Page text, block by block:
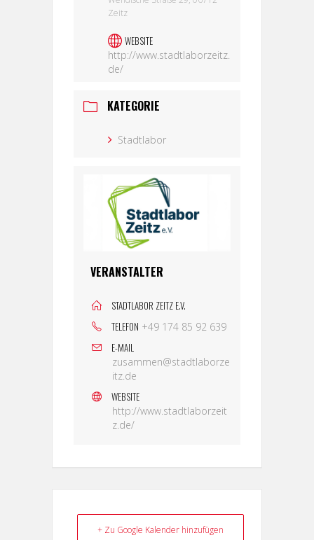
Zeitz
WEBSITE
http://www.stadtlaborzeitz.
de/
KATEGORIE
Stadtlabor
VERANSTALTER
STADTLABOR ZEITZ E.V.
TELEFON +49 174 85 92 639
E-MAIL
zusammen@stadtlaborze
itz.de
WEBSITE
http://www.stadtlaborzeit
z.de/
+ Zu Google Kalender hinzufügen